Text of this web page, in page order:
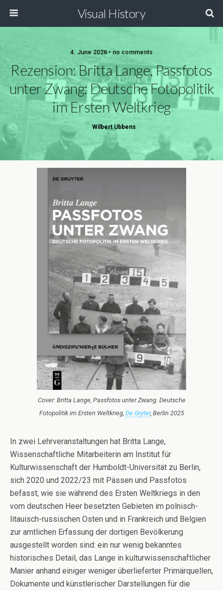
Visual History
4. June 2026 • no comments
Rezension: Britta Lange, Passfotos
unter Zwang: Deutsche Fotopolitik
im Ersten Weltkrieg
Wilbert Ubbens
Cover: Britta Lange, Passfotos unter Zwang. Deutsche
Fotopolitik im Ersten Weltkrieg, De Gryter, Berlin 2025
In zwei Lehrveranstaltungen hat Britta Lange,
Wissenschaftliche Mitarbeiterin am Institut für
Kulturwissenschaft der Humboldt-Universität zu Berlin,
sich 2020 und 2022/23 mit Pässen und Passfotos
befasst, wie sie während des Ersten Weltkriegs in den
vom deutschen Heer besetzten Gebieten im polnisch-
litauisch-russischen Osten und in Frankreich und Belgien
zur amtlichen Erfassung der dortigen Bevölkerung
ausgestellt worden sind: ein nur wenig bekanntes
historisches Detail, das Lange in kulturwissenschaftlicher
Manier anhand einiger weniger überlieferter Primärquellen,
Dokumente und künstlerischer Darstellungen für die